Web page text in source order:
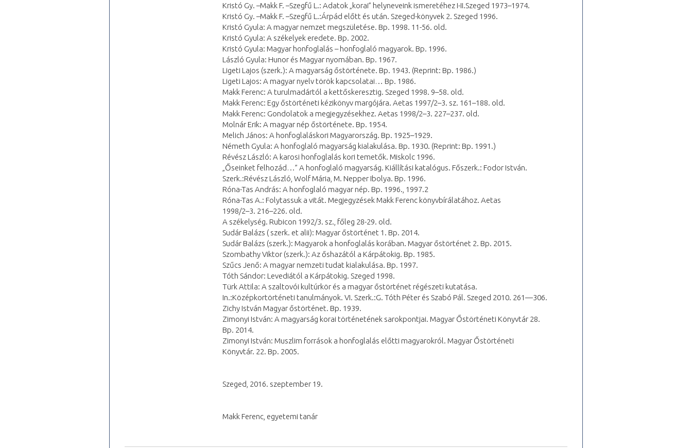
Kristó Gy. –Makk F. –Szegfű L.: Adatok „korai” helyneveink ismeretéhez I-II.Szeged 1973–1974.
Kristó Gy. –Makk F. –Szegfű L.:Árpád előtt és után. Szeged-könyvek 2. Szeged 1996.
Kristó Gyula: A magyar nemzet megszületése. Bp. 1998. 11-56. old.
Kristó Gyula: A székelyek eredete. Bp. 2002.
Kristó Gyula: Magyar honfoglalás – honfoglaló magyarok. Bp. 1996.
László Gyula: Hunor és Magyar nyomában. Bp. 1967.
Ligeti Lajos (szerk.): A magyarság őstörténete. Bp. 1943. (Reprint: Bp. 1986.)
Ligeti Lajos: A magyar nyelv török kapcsolatai… Bp. 1986.
Makk Ferenc: A turulmadártól a kettőskeresztig. Szeged 1998. 9–58. old.
Makk Ferenc: Egy őstörténeti kézikönyv margójára. Aetas 1997/2–3. sz. 161–188. old.
Makk Ferenc: Gondolatok a megjegyzésekhez. Aetas 1998/2–3. 227–237. old.
Molnár Erik: A magyar nép őstörténete. Bp. 1954.
Melich János: A honfoglaláskori Magyarország. Bp. 1925–1929.
Németh Gyula: A honfoglaló magyarság kialakulása. Bp. 1930. (Reprint: Bp. 1991.)
Révész László: A karosi honfoglalás kori temetők. Miskolc 1996.
„Őseinket felhozád…” A honfoglaló magyarság. Kiállítási katalógus. Főszerk.: Fodor István.
Szerk.:Révész László, Wolf Mária, M. Nepper Ibolya. Bp. 1996.
Róna-Tas András: A honfoglaló magyar nép. Bp. 1996., 1997.2
Róna-Tas A.: Folytassuk a vitát. Megjegyzések Makk Ferenc könyvbírálatához. Aetas
1998/2–3. 216–226. old.
A székelység. Rubicon 1992/3. sz., főleg 28-29. old.
Sudár Balázs ( szerk. et alii): Magyar őstörténet 1. Bp. 2014.
Sudár Balázs (szerk.): Magyarok a honfoglalás korában. Magyar őstörténet 2. Bp. 2015.
Szombathy Viktor (szerk.): Az őshazától a Kárpátokig. Bp. 1985.
Szűcs Jenő: A magyar nemzeti tudat kialakulása. Bp. 1997.
Tóth Sándor: Levediától a Kárpátokig. Szeged 1998.
Türk Attila: A szaltovói kultúrkör és a magyar őstörténet régészeti kutatása.
In.:Középkortörténeti tanulmányok. VI. Szerk.:G. Tóth Péter és Szabó Pál. Szeged 2010. 261—306.
Zichy István Magyar őstörténet. Bp. 1939.
Zimonyi István: A magyarság korai történetének sarokpontjai. Magyar Őstörténeti Könyvtár 28.
Bp. 2014.
Zimonyi István: Muszlim források a honfoglalás előtti magyarokról. Magyar Őstörténeti
Könyvtár. 22. Bp. 2005.
Szeged, 2016. szeptember 19.
Makk Ferenc, egyetemi tanár